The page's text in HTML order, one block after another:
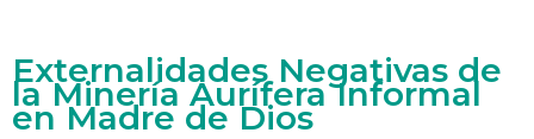
Externalidades Negativas de
la Minería Aurífera Informal
en Madre de Dios